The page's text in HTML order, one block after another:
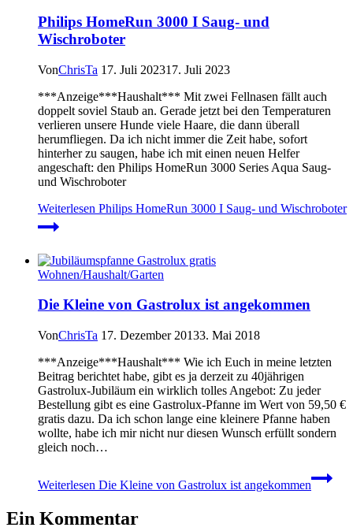
Philips HomeRun 3000 I Saug- und
Wischroboter
VonChrisTa 17. Juli 202317. Juli 2023
***Anzeige***Haushalt*** Mit zwei Fellnasen fällt auch
doppelt soviel Staub an. Gerade jetzt bei den Temperaturen
verlieren unsere Hunde viele Haare, die dann überall
herumfliegen. Da ich nicht immer die Zeit habe, sofort
hinterher zu saugen, habe ich mit einen neuen Helfer
angeschaft: den Philips HomeRun 3000 Series Aqua Saug-
und Wischroboter
Weiterlesen Philips HomeRun 3000 I Saug- und Wischroboter
Wohnen/Haushalt/Garten
Die Kleine von Gastrolux ist angekommen
VonChrisTa 17. Dezember 20133. Mai 2018
***Anzeige***Haushalt*** Wie ich Euch in meine letzten
Beitrag berichtet habe, gibt es ja derzeit zu 40jährigen
Gastrolux-Jubiläum ein wirklich tolles Angebot: Zu jeder
Bestellung gibt es eine Gastrolux-Pfanne im Wert von 59,50 €
gratis dazu. Da ich schon lange eine kleinere Pfanne haben
wollte, habe ich mir nicht nur diesen Wunsch erfüllt sondern
gleich noch…
Weiterlesen Die Kleine von Gastrolux ist angekommen
Ein Kommentar